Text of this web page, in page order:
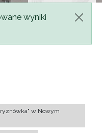
wyniki
w Nowym